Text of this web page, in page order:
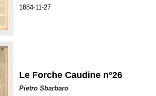
1884-11-27
Le Forche Caudine n°26
Pietro Sbarbaro